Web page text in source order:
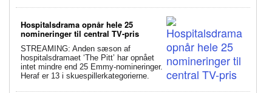
Hospitalsdrama opnår hele 25
nomineringer til central TV-pris
STREAMING: Anden sæson af
hospitalsdramaet ‘The Pitt’ har opnået
intet mindre end 25 Emmy-nomineringer.
Heraf er 13 i skuespillerkategorierne.